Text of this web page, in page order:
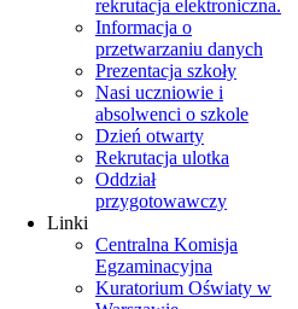
rekrutacja elektroniczna.
Informacja o
przetwarzaniu danych
Prezentacja szkoły
Nasi uczniowie i
absolwenci o szkole
Dzień otwarty
Rekrutacja ulotka
Oddział
przygotowawczy
Linki
Centralna Komisja
Egzaminacyjna
Kuratorium Oświaty w